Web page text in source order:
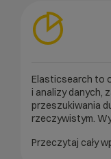
Elasticsearch to
i analizy danych,
przeszukiwania
rzeczywistym.
Przeczytaj cały